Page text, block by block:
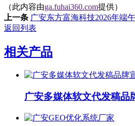
（此内容由ga.fuhai360.com提供）
上一条 广安东方富海科技2026年端
返回列表
相关产品
广安多媒体软文代发稿品